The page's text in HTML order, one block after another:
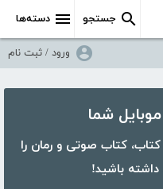
دسته‌ها جستجو
ورود / ثبت نام
با اپلیکیشن کتابراه، بیش از ۵۰،۰۰۰ کتاب، کتاب صوتی و رمان را
باشید!